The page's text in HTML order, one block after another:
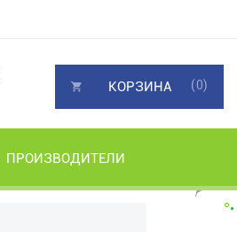
ПРОИЗВОДИТЕЛИ
КОРЗИНА (0)